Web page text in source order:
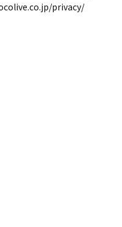
privacy/